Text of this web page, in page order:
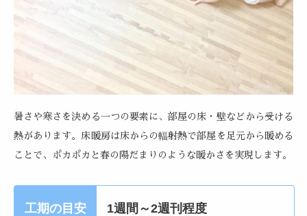
暑さや寒さを決める一つの要素に、部屋の床・壁などから受ける
熱があります。床暖房は床からの輻射熱で部屋を足元から暖める
ことで、ポカポカと春の陽だまりのような暖かさを実現します。
工期の目安 1週間～2週刊程度